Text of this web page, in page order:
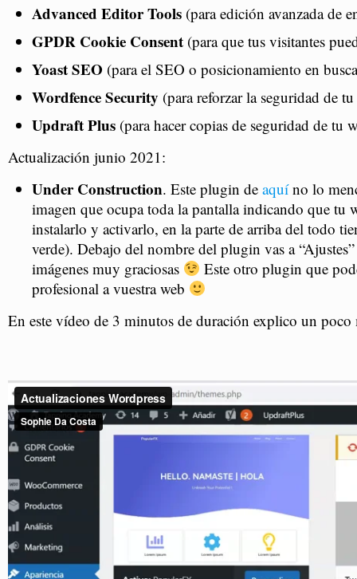
Advanced Editor Tools(para edición avanzada de
GPDR Cookie Consent(para que tus visitantes
Yoast SEO (para el SEO o posicionamiento en
Wordfence Security (para reforzar la seguridad de
Updraft Plus(para hacer copias de seguridad de tu
Actualización junio 2021:
Under Construction. Este plugin de aquíno lo
imagen que ocupa toda la pantalla indicando que tu
instalarlo y activarlo, en la parte de arriba del todo
verde). Debajo del nombre del plugin vas a
imágenes muy graciosas
Este otro plugin que
profesional a vuestra web
En este vídeo de 3 minutos de duración explico un poco